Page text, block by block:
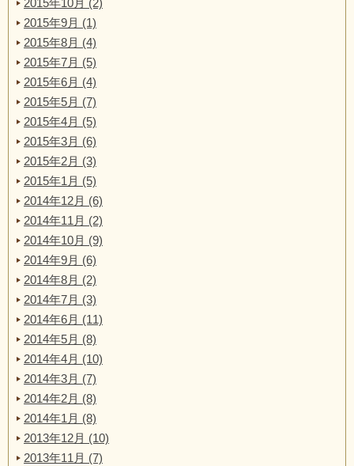
2015年9月 (1)
2015年8月 (4)
2015年7月 (5)
2015年6月 (4)
2015年5月 (7)
2015年4月 (5)
2015年3月 (6)
2015年2月 (3)
2015年1月 (5)
2014年12月 (6)
2014年11月 (2)
2014年10月 (9)
2014年9月 (6)
2014年8月 (2)
2014年7月 (3)
2014年6月 (11)
2014年5月 (8)
2014年4月 (10)
2014年3月 (7)
2014年2月 (8)
2014年1月 (8)
2013年12月 (10)
2013年11月 (7)